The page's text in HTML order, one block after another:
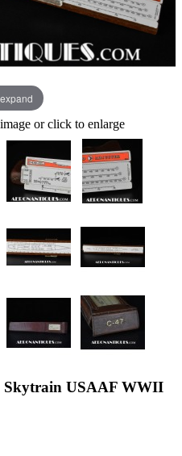
or click to enlarge
Skytrain USAAF WWII